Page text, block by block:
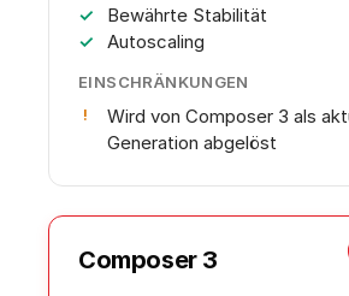
Bewährte Stabilität
Autoscaling
EINSCHRÄNKUNGEN
Wird von Composer 3 als
Generation abgelöst
Composer 3